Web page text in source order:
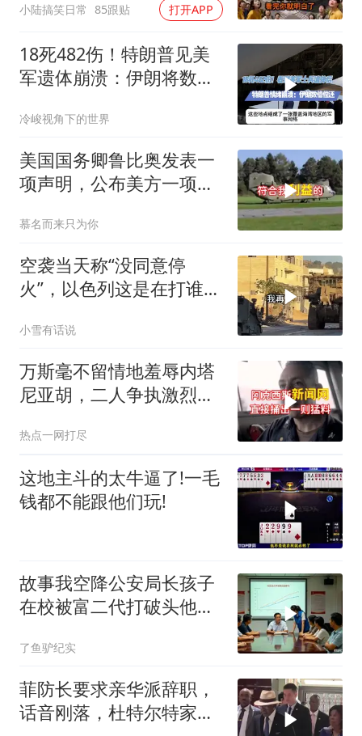
小陆搞笑日常 85跟贴 打开APP
18死482伤！特朗普见美
军遗体崩溃：伊朗将数倍
冷峻视角下的世界
美国国务卿鲁比奥发表一
项声明，公布美方一项重
慕名而来只为你
空袭当天称“没同意停
火”，以色列这是在打谁的
小雪有话说
万斯毫不留情地羞辱内塔
尼亚胡，二人争执激烈，
热点一网打尽
这地主斗的太牛逼了!一毛
钱都不能跟他们玩!
故事我空降公安局长孩子
在校被富二代打破头他爹
了鱼驴纪实
菲防长要求亲华派辞职，
话音刚落，杜特尔特家族